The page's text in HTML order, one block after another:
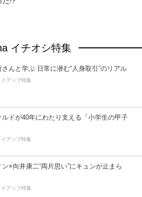
イチオシ特集
さんと学ぶ 日常に潜む“人身取引”のリアル
イアップ特集
ルドが40年にわたり支える「小学生の甲子
イアップ特集
×向井康二“両片思い”にキュンが止まら
イアップ特集